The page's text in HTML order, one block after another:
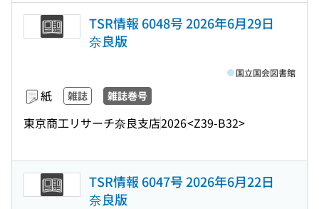
TSR情報 6048号 2026年6月29日
奈良版
紙 雑誌 雑誌巻号
東京商工リサーチ奈良支店2026<Z39-B32>
国立国会図書館
TSR情報 6047号 2026年6月22日
奈良版